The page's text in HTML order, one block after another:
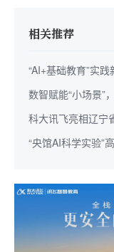
相关推荐
“AI+基础教育”实
案例
数智赋能“小场景”
科大讯飞亮相辽宁
“央馆AI科学实验”